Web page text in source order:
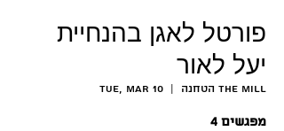
פורטל לאגן בהנחיית
יעל לאור
Tue, Mar 10
  |
הטחנה The Mill
4 מפגשים